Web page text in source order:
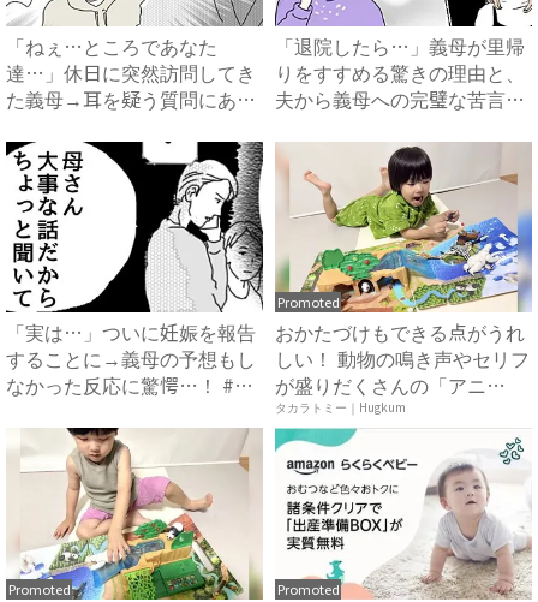
「ねぇ…ところであなた
達…」休日に突然訪問してき
た義母→耳を疑う質問にあ
「退院したら…」義母が里帰
りをすすめる驚きの理由と、
夫から義母への完璧な苦言
「実は…」ついに妊娠を報告
することに→義母の予想もし
なかった反応に驚愕…！ #
Promoted
おかたづけもできる点がうれ
しい！ 動物の鳴き声やセリフ
が盛りだくさんの「アニ
ア ...
タカラトミー｜Hugkum
Promoted Promoted